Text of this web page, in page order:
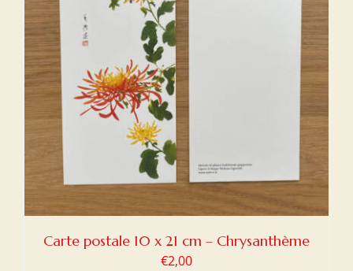
Carte postale 10 x 21 cm – Chrysanthème
€2,00